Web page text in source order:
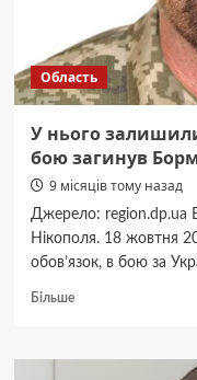
Область
У нього
бою загинув
9 місяців тому назад
Джерело: region.dp.ua
Нікополя. 18 жовтня
обов’язок, в бою за
БільшеДокладніше
нього